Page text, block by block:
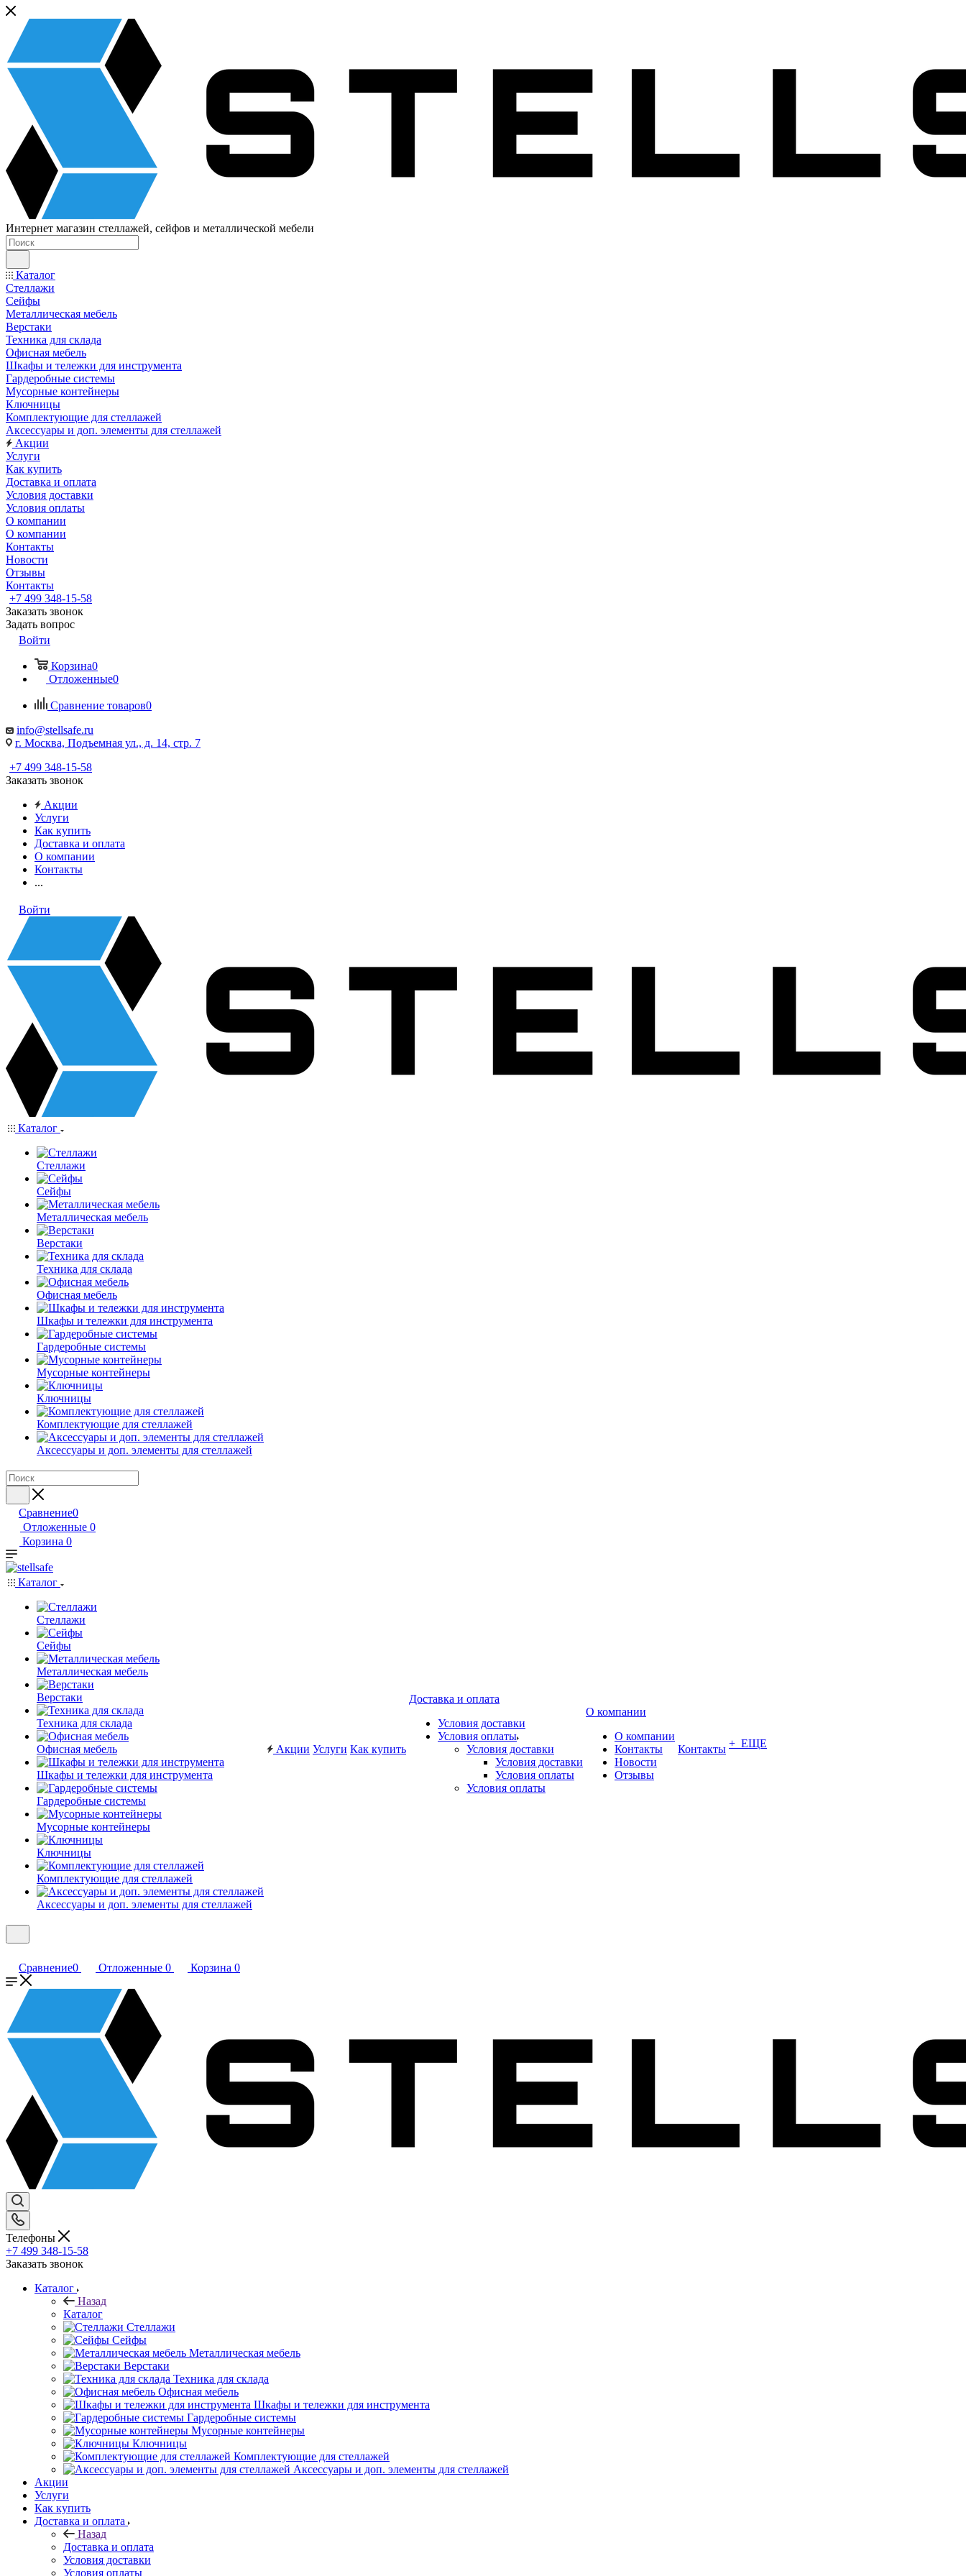
Интернет магазин стеллажей, сейфов и металлической мебели
Каталог
Стеллажи
Сейфы
Металлическая мебель
Верстаки
Техника для склада
Офисная мебель
Шкафы и тележки для инструмента
Гардеробные системы
Мусорные контейнеры
Ключницы
Комплектующие для стеллажей
Аксессуары и доп. элементы для стеллажей
Акции
Услуги
Как купить
Доставка и оплата
Условия доставки
Условия оплаты
О компании
О компании
Контакты
Новости
Отзывы
Контакты
+7 499 348-15-58
Заказать звонок
Задать вопрос
Войти
Корзина0
Отложенные0
Сравнение товаров0
info@stellsafe.ru
г. Москва, Подъемная ул., д. 14, стр. 7
+7 499 348-15-58
Заказать звонок
Акции
Услуги
Как купить
Доставка и оплата
О компании
Контакты
...
Войти
Каталог
Стеллажи
Сейфы
Металлическая мебель
Верстаки
Техника для склада
Офисная мебель
Шкафы и тележки для инструмента
Гардеробные системы
Мусорные контейнеры
Ключницы
Комплектующие для стеллажей
Аксессуары и доп. элементы для стеллажей
Сравнение0
Отложенные 0
Корзина 0
Каталог
Стеллажи
Сейфы
Металлическая мебель
Верстаки
Техника для склада
Офисная мебель
Шкафы и тележки для инструмента
Гардеробные системы
Мусорные контейнеры
Ключницы
Комплектующие для стеллажей
Аксессуары и доп. элементы для стеллажей
Акции Услуги Как купить
Доставка и оплата
Условия доставки
Условия оплаты
Условия доставки
Условия доставки
Условия оплаты
Условия оплаты
О компании
О компании
Контакты
Новости
Отзывы
Контакты + ЕЩЕ
Сравнение0 Отложенные 0 Корзина 0
Телефоны
+7 499 348-15-58
Заказать звонок
Каталог
Назад
Каталог
Стеллажи
Сейфы
Металлическая мебель
Верстаки
Техника для склада
Офисная мебель
Шкафы и тележки для инструмента
Гардеробные системы
Мусорные контейнеры
Ключницы
Комплектующие для стеллажей
Аксессуары и доп. элементы для стеллажей
Акции
Услуги
Как купить
Доставка и оплата
Назад
Доставка и оплата
Условия доставки
Условия оплаты